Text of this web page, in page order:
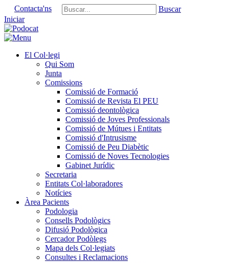
Contacta'ns
Buscar
Iniciar
El Col·legi
Qui Som
Junta
Comissions
Comissió de Formació
Comissió de Revista El PEU
Comissió deontològica
Comissió de Joves Professionals
Comissió de Mútues i Entitats
Comissió d'Intrusisme
Comissió de Peu Diabètic
Comissió de Noves Tecnologies
Gabinet Jurídic
Secretaria
Entitats Col·laboradores
Notícies
Àrea Pacients
Podologia
Consells Podològics
Difusió Podològica
Cercador Podòlegs
Mapa dels Col·legiats
Consultes i Reclamacions